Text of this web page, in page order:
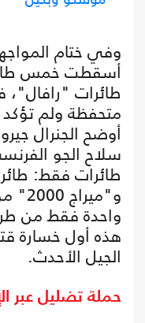
وفي ختام
أسقطت خمس
طائرات
متحفظة ولم تؤكد
أوضح الجنرال
سلاح الجو
طائرات فقط:
واحدة فقط من
هذه أول خسارة
الجيل الأحدث.
حملة تضليل عبر